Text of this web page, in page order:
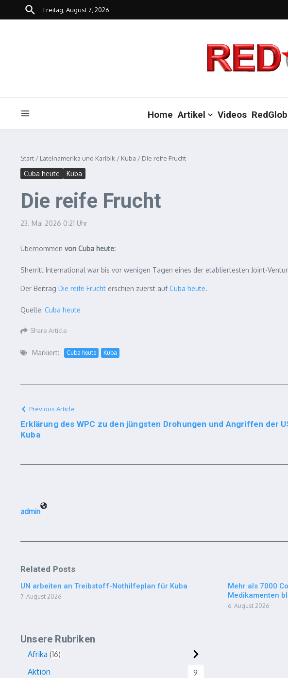
Zum Inhalt springen
Freitag, August 7, 2026
Home Artikel Videos
Start / Lateinamerika und Karibik / Kuba / Die reife Frucht
Cuba heute Kuba
Die reife Frucht
23. Mai 2026 0:21 Uhr
Übernommen von Cuba heute:
Sherritt International war bis vor wenigen Tagen eines der etabliertesten Joint-
Der Beitrag Die reife Frucht erschien zuerst aufCuba heute.
Quelle: Cuba heute
Share Article
Markiert: Cuba heute Kuba
Previous Article
Erklärung des WPC zu den jüngsten Drohungen und Angriffen der
Kuba
admin
Related Posts
UN arbeiten an Treibstoff-Nothilfeplan für Kuba
7. August 2026
Mehr als 7000
Medikamenten
6. August 2026
Unsere Rubriken
Afrika 16
Aktion
9